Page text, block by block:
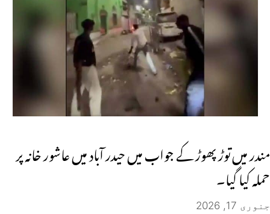
مندر میں توڑ پھوڑ کے جواب میں حیدر آباد میں عاشور خانہ پر
حملہ کیا گیا۔
جنوری 17, 2026